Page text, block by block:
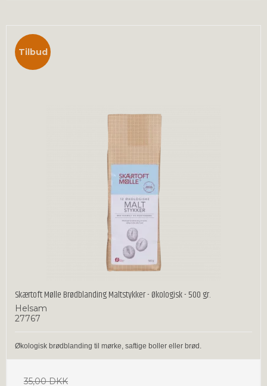
Tilbud
Skærtoft Mølle Brødblanding Maltstykker - Økologisk - 500 gr.
Helsam
27767
Økologisk brødblanding til mørke, saftige boller eller brød.
35,00 DKK